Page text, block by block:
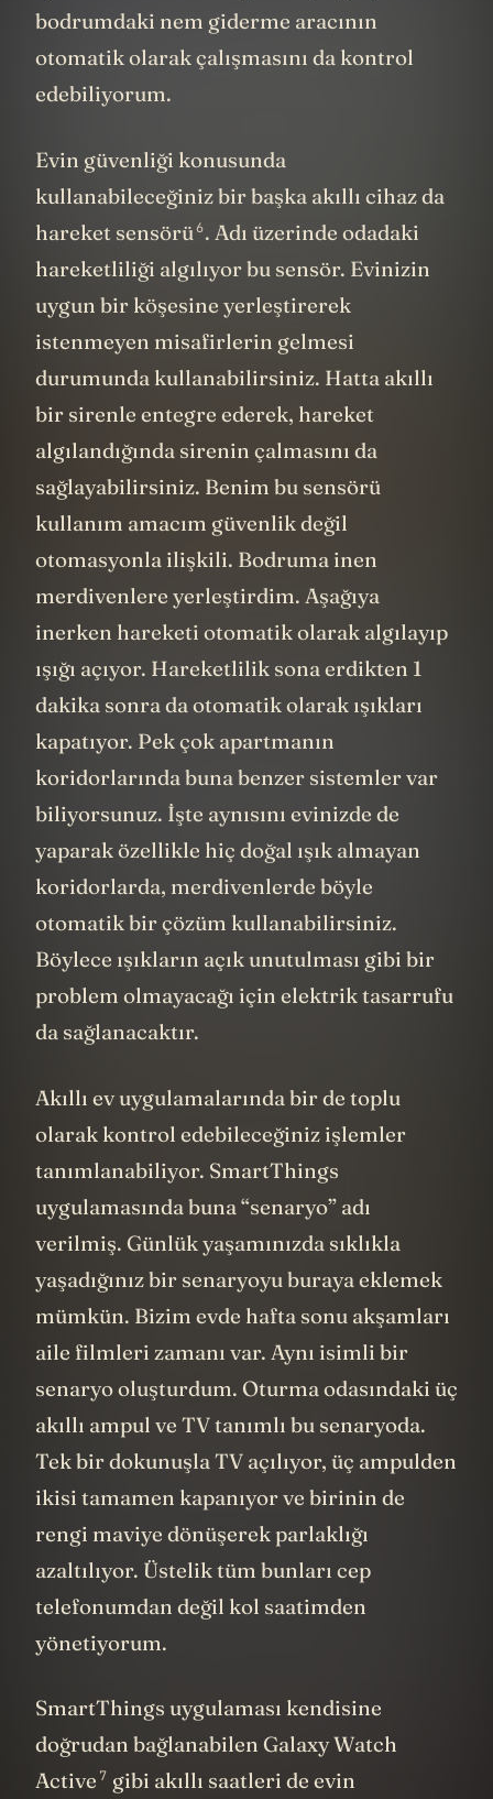
bodrumdaki nem giderme aracının
otomatik olarak çalışmasını da kontrol
edebiliyorum.
Evin güvenliği konusunda
kullanabileceğiniz bir başka akıllı cihaz da
hareket sensörü6. Adı üzerinde odadaki
hareketliliği algılıyor bu sensör. Evinizin
uygun bir köşesine yerleştirerek
istenmeyen misafirlerin gelmesi
durumunda kullanabilirsiniz. Hatta akıllı
bir sirenle entegre ederek, hareket
algılandığında sirenin çalmasını da
sağlayabilirsiniz. Benim bu sensörü
kullanım amacım güvenlik değil
otomasyonla ilişkili. Bodruma inen
merdivenlere yerleştirdim. Aşağıya
inerken hareketi otomatik olarak algılayıp
ışığı açıyor. Hareketlilik sona erdikten 1
dakika sonra da otomatik olarak ışıkları
kapatıyor. Pek çok apartmanın
koridorlarında buna benzer sistemler var
biliyorsunuz. İşte aynısını evinizde de
yaparak özellikle hiç doğal ışık almayan
koridorlarda, merdivenlerde böyle
otomatik bir çözüm kullanabilirsiniz.
Böylece ışıkların açık unutulması gibi bir
problem olmayacağı için elektrik tasarrufu
da sağlanacaktır.
Akıllı ev uygulamalarında bir de toplu
olarak kontrol edebileceğiniz işlemler
tanımlanabiliyor. SmartThings
uygulamasında buna “senaryo” adı
verilmiş. Günlük yaşamınızda sıklıkla
yaşadığınız bir senaryoyu buraya eklemek
mümkün. Bizim evde hafta sonu akşamları
aile filmleri zamanı var. Aynı isimli bir
senaryo oluşturdum. Oturma odasındaki üç
akıllı ampul ve TV tanımlı bu senaryoda.
Tek bir dokunuşla TV açılıyor, üç ampulden
ikisi tamamen kapanıyor ve birinin de
rengi maviye dönüşerek parlaklığı
azaltılıyor. Üstelik tüm bunları cep
telefonumdan değil kol saatimden
yönetiyorum.
SmartThings uygulaması kendisine
doğrudan bağlanabilen Galaxy Watch
Active 7 gibi akıllı saatleri de evin